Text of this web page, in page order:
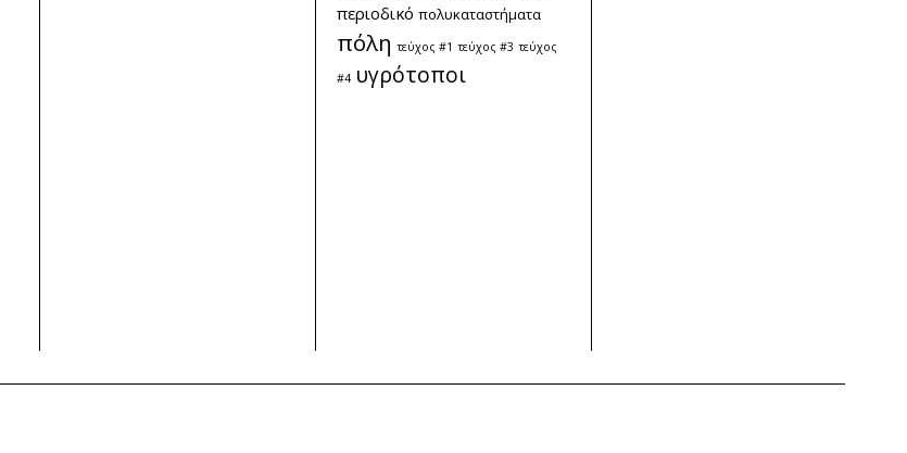
περιοδικό πολυκαταστήματα
πόλη τεύχος #1 τεύχος #3 τεύχος
#4 υγρότοποι